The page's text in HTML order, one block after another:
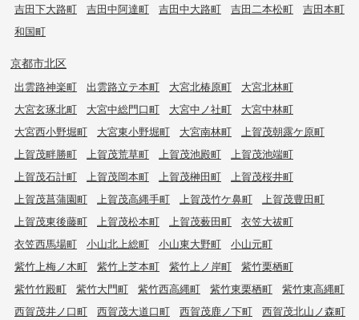
吉田下大路町
吉田中阿達町 吉田中大路町 吉田二本松町
吉田本町
和国町
京都市北区
出雲路神楽町 出雲路立テ本町 大宮北椿原町
大宮北林町
大宮玄琢北町
大宮中総門口町 大宮中ノ社町
大宮中林町
大宮西小野堀町
大宮東小野堀町 大宮南林町
上賀茂朝露ケ原町
上賀茂畔勝町
上賀茂荒草町 上賀茂池殿町
上賀茂池端町
上賀茂石計町
上賀茂岡本町 上賀茂榊田町
上賀茂桜井町
上賀茂菖蒲園町
上賀茂高縄手町 上賀茂竹ケ鼻町
上賀茂豊田町
上賀茂東後藤町
上賀茂松本町 上賀茂薮田町
衣笠大祓町
衣笠西馬場町
小山北上総町 小山東大野町
小山元町
紫竹上梅ノ木町
紫竹上芝本町 紫竹上ノ岸町
紫竹栗栖町
紫竹竹殿町
紫竹大門町 紫竹西高縄町 紫竹東栗栖町
紫竹東高縄町
西賀茂井ノ口町
西賀茂大道口町 西賀茂鹿ノ下町
西賀茂北山ノ森町